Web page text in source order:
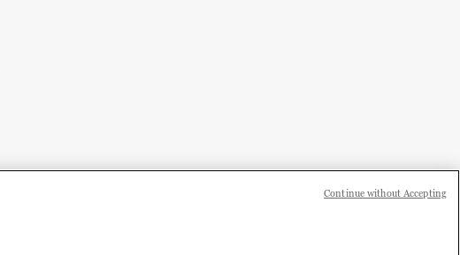
Continue without Accepting